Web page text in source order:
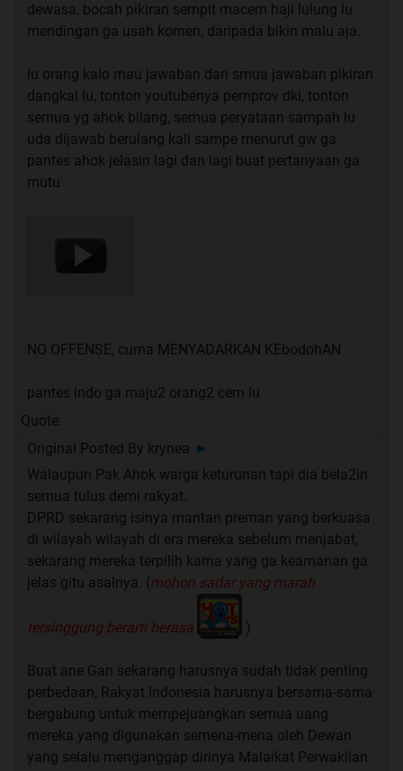
dewasa, bocah pikiran sempit macem haji lulung lu
mendingan ga usah komen, daripada bikin malu aja.
lu orang kalo mau jawaban dari smua jawaban pikiran
dangkal lu, tonton youtubenya pemprov dki, tonton
semua yg ahok bilang, semua peryataan sampah lu
uda dijawab berulang kali sampe menurut gw ga
pantes ahok jelasin lagi dan lagi buat pertanyaan ga
mutu
NO OFFENSE, cuma MENYADARKAN KEbodohAN
pantes indo ga maju2 orang2 cem lu
Quote:
Original Posted By krynea ►
Walaupun Pak Ahok warga keturunan tapi dia bela2in
semua tulus demi rakyat.
DPRD sekarang isinya mantan preman yang berkuasa
di wilayah wilayah di era mereka sebelum menjabat,
sekarang mereka terpilih karna yang ga keamanan ga
jelas gitu asalnya. (mohon sadar yang marah
tersinggung berarti berasa )
Buat ane Gan sekarang harusnya sudah tidak penting
perbedaan, Rakyat Indonesia harusnya bersama-sama
bergabung untuk mempejuangkan semua uang
mereka yang digunakan semena-mena oleh Dewan
yang selalu menganggap dirinya Malaikat Perwakilan